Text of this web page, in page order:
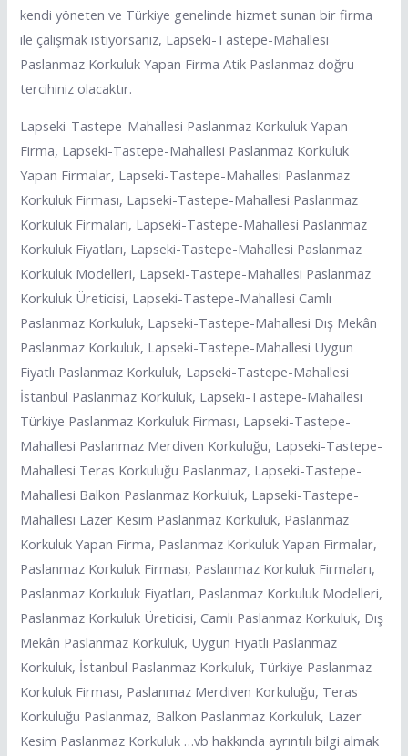
kendi yöneten ve Türkiye genelinde hizmet sunan bir firma
ile çalışmak istiyorsanız, Lapseki-Tastepe-Mahallesi
Paslanmaz Korkuluk Yapan Firma Atik Paslanmaz doğru
tercihiniz olacaktır.
Lapseki-Tastepe-Mahallesi Paslanmaz Korkuluk Yapan
Firma, Lapseki-Tastepe-Mahallesi Paslanmaz Korkuluk
Yapan Firmalar, Lapseki-Tastepe-Mahallesi Paslanmaz
Korkuluk Firması, Lapseki-Tastepe-Mahallesi Paslanmaz
Korkuluk Firmaları, Lapseki-Tastepe-Mahallesi Paslanmaz
Korkuluk Fiyatları, Lapseki-Tastepe-Mahallesi Paslanmaz
Korkuluk Modelleri, Lapseki-Tastepe-Mahallesi Paslanmaz
Korkuluk Üreticisi, Lapseki-Tastepe-Mahallesi Camlı
Paslanmaz Korkuluk, Lapseki-Tastepe-Mahallesi Dış Mekân
Paslanmaz Korkuluk, Lapseki-Tastepe-Mahallesi Uygun
Fiyatlı Paslanmaz Korkuluk, Lapseki-Tastepe-Mahallesi
İstanbul Paslanmaz Korkuluk, Lapseki-Tastepe-Mahallesi
Türkiye Paslanmaz Korkuluk Firması, Lapseki-Tastepe-
Mahallesi Paslanmaz Merdiven Korkuluğu, Lapseki-Tastepe-
Mahallesi Teras Korkuluğu Paslanmaz, Lapseki-Tastepe-
Mahallesi Balkon Paslanmaz Korkuluk, Lapseki-Tastepe-
Mahallesi Lazer Kesim Paslanmaz Korkuluk, Paslanmaz
Korkuluk Yapan Firma, Paslanmaz Korkuluk Yapan Firmalar,
Paslanmaz Korkuluk Firması, Paslanmaz Korkuluk Firmaları,
Paslanmaz Korkuluk Fiyatları, Paslanmaz Korkuluk Modelleri,
Paslanmaz Korkuluk Üreticisi, Camlı Paslanmaz Korkuluk, Dış
Mekân Paslanmaz Korkuluk, Uygun Fiyatlı Paslanmaz
Korkuluk, İstanbul Paslanmaz Korkuluk, Türkiye Paslanmaz
Korkuluk Firması, Paslanmaz Merdiven Korkuluğu, Teras
Korkuluğu Paslanmaz, Balkon Paslanmaz Korkuluk, Lazer
Kesim Paslanmaz Korkuluk …vb hakkında ayrıntılı bilgi almak